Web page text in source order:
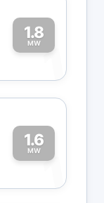
1.8
MW1
1.6
MW1